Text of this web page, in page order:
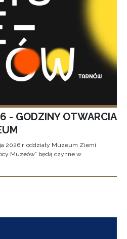
- GODZINY OTWARCIA
2026 r. oddziały Muzeum Ziemi
Muzeów” będą czynne w